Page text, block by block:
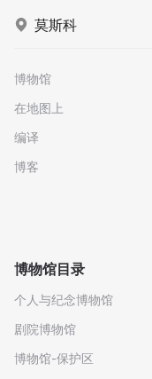
莫斯科
博物馆
在地图上
编译
博客
博物馆目录
个人与纪念博物馆
剧院博物馆
博物馆-保护区